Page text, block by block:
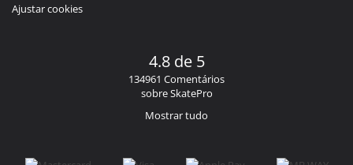
Ajustar cookies
4.8 de 5
134961 Comentários
sobre SkatePro
Mostrar tudo